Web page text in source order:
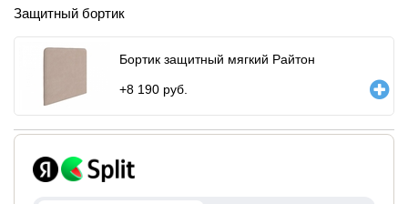
Защитный бортик
Бортик защитный мягкий Райтон
+8 190 руб.